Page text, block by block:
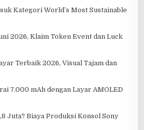
Kategori World’s Most Sustainable
2026, Klaim Token Event dan Luck
Terbaik 2026, Visual Tajam dan
7.000 mAh dengan Layar AMOLED
Juta? Biaya Produksi Konsol Sony